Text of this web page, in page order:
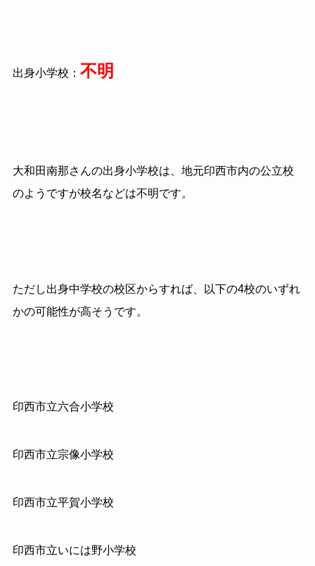
出身小学校： 不明
大和田南那さんの出身小学校は、地元印西市内の公立校
のようですが校名などは不明です。
ただし出身中学校の校区からすれば、以下の4校のいずれ
かの可能性が高そうです。
印西市立六合小学校
印西市立宗像小学校
印西市立平賀小学校
印西市立いには野小学校